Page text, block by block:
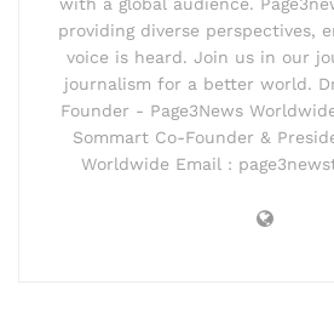
providing diverse perspectives,
voice is heard. Join us in our
journalism for a better world.
Founder - Page3News
Sommart Co-Founder &
Worldwide Email :